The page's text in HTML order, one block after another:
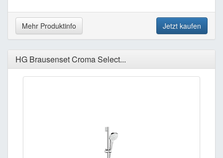
Mehr Produktinfo Jetzt kaufen
HG Brausenset Croma Select...